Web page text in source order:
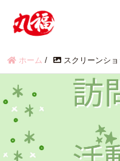
ホーム / スクリーンシ